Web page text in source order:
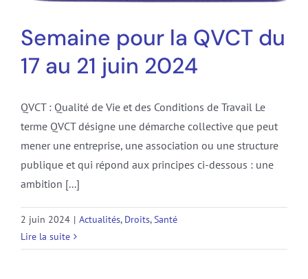
Semaine pour la QVCT du
17 au 21 juin 2024
QVCT : Qualité de Vie et des Conditions de Travail Le
terme QVCT désigne une démarche collective que peut
mener une entreprise, une association ou une structure
publique et qui répond aux principes ci-dessous : une
ambition [...]
2 juin 2024 | Actualités, Droits,Santé
Lire la suite